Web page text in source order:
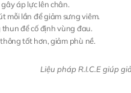
áp lực lên chân.
mỗi lần để giảm sưng viêm.
để cố định vùng đau.
tốt hơn, giảm phù nề.
Liệu pháp R.I.C.E giúp